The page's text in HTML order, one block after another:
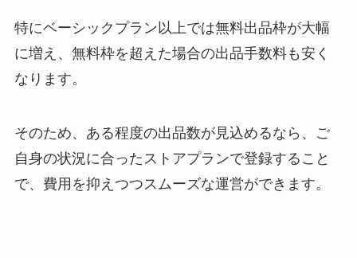
特にベーシックプラン以上では無料出品枠が大幅
に増え、無料枠を超えた場合の出品手数料も安く
なります。
そのため、ある程度の出品数が見込めるなら、ご
自身の状況に合ったストアプランで登録すること
で、費用を抑えつつスムーズな運営ができます。